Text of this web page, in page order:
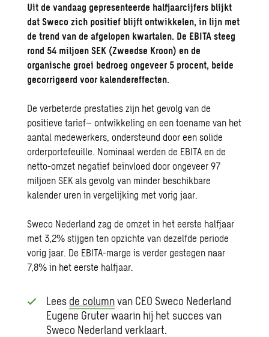
Uit de vandaag gepresenteerde halfjaarcijfers blijkt
dat Sweco zich positief blijft ontwikkelen, in lijn met
de trend van de afgelopen kwartalen. De EBITA steeg
rond 54 miljoen SEK (Zweedse Kroon) en de
organische groei bedroeg ongeveer 5 procent, beide
gecorrigeerd voor kalendereffecten.
De verbeterde prestatieszijn het gevolg van de
positievetarief– ontwikkeling en een toename van het
aantal medewerkers, ondersteund door een solide
orderportefeuille. Nominaal werden de EBITA en de
netto-omzet negatief beïnvloed door ongeveer 97
miljoen SEK als gevolgvan minder beschikbare
kalender uren in vergelijking met vorig jaar.
Sweco Nederland zag de omzet in het eerste halfjaar
met 3,2% stijgen ten opzichte van dezelfde periode
vorig jaar. De EBITA-marge is verder gestegen naar
7,8% in het eerste halfjaar.
Lees de columnvan CEO Sweco Nederland
Eugene Gruterwaarin hij het succes van
Sweco Nederland verklaart.